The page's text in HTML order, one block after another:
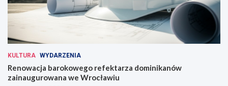
KULTURA WYDARZENIA
Renowacja barokowego refektarza dominikanów
zainaugurowana we Wrocławiu